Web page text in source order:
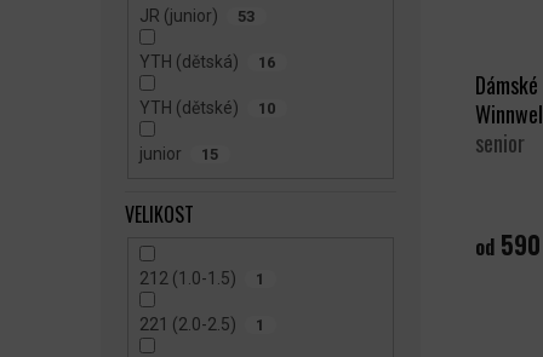
JR (junior) 53
YTH (dětská) 16
YTH (dětské) 10
junior 15
VELIKOST
212 (1.0-1.5) 1
221 (2.0-2.5) 1
senior
od